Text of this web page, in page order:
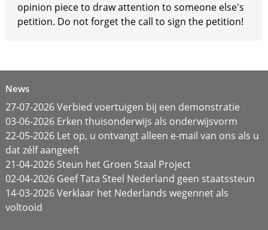
opinion piece to draw attention to someone else's
petition. Do not forget the call to sign the petition!
News
27-07-2026 Verbied voertuigen bij een demonstratie
03-06-2026 Erken thuisonderwijs als onderwijsvorm
22-05-2026 Let op, u ontvangt alleen e-mail van ons als u
dat zélf aangeeft
21-04-2026 Steun het Groen Staal Project
02-04-2026 Geef Tata Steel Nederland geen staatssteun
14-03-2026 Verklaar het Nederlands wegennet als
voltooid